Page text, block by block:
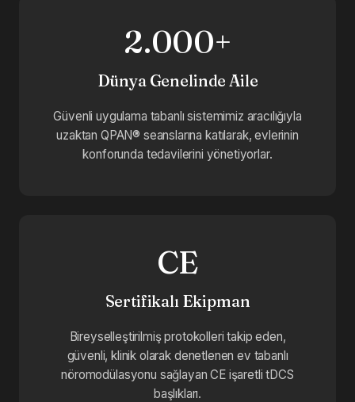
2.000+
Dünya Genelinde Aile
Güvenli uygulama tabanlı sistemimiz aracılığıyla
uzaktan QPAN® seanslarına katılarak, evlerinin
konforunda tedavilerini yönetiyorlar.
CE
Sertifikalı Ekipman
Bireyselleştirilmiş protokolleri takip eden,
güvenli, klinik olarak denetlenen ev tabanlı
nöromodülasyonu sağlayan CE işaretli tDCS
başlıkları.